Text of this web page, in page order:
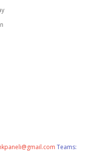
Teams: